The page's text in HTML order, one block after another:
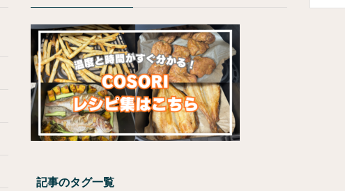
記事のタグ一覧